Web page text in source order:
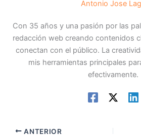
Antonio Jose
Con 35 años y una pasión por las
redacción web creando contenidos
conectan con el público. La
mis herramientas principales
efectivamente.
ANTERIOR